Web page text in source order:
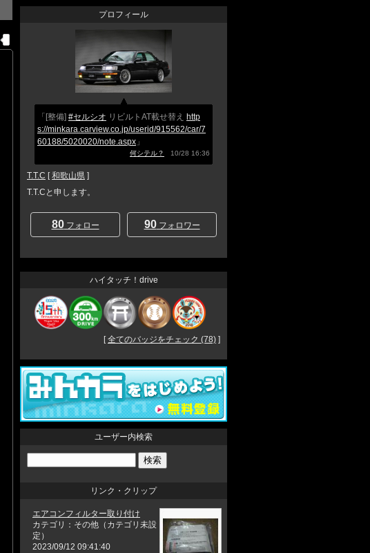
プロフィール
「[整備] #セルシオ リビルトAT載せ替え
http
s://minkara.carview.co.jp/userid/915562/car/7
60188/5020020/note.aspx 」
何シテル？ 10/28 16:36
T.T.C [和歌山県 ]
T.T.Cと申します。
80フォロー 90フォロワー
ハイタッチ！drive
[全てのバッジをチェック (78) ]
ユーザー内検索
リンク・クリップ
エアコンフィルター取り付け
カテゴリ：その他（カテゴリ未設
定）
2023/09/12 09:41:40